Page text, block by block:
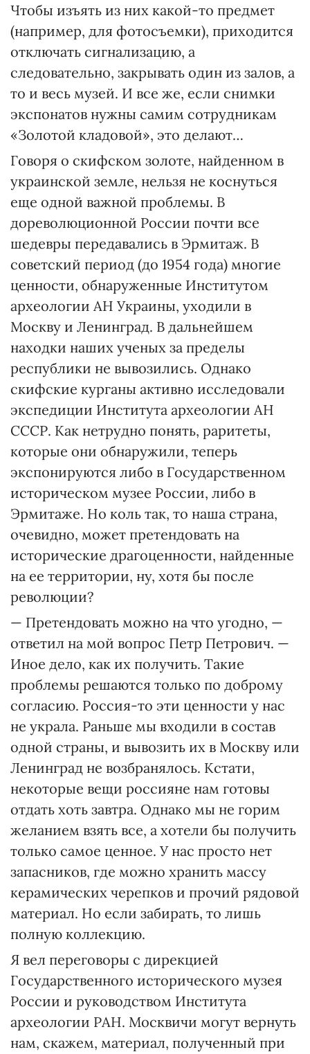
Чтобы изъять из них какой-то предмет
(например, для фотосъемки), приходится
отключать сигнализацию, а
следовательно, закрывать один из залов, а
то и весь музей. И все же, если снимки
экспонатов нужны самим сотрудникам
«Золотой кладовой», это делают…
Говоря о скифском золоте, найденном в
украинской земле, нельзя не коснуться
еще одной важной проблемы. В
дореволюционной России почти все
шедевры передавались в Эрмитаж. В
советский период (до 1954 года) многие
ценности, обнаруженные Институтом
археологии АН Украины, уходили в
Москву и Ленинград. В дальнейшем
находки наших ученых за пределы
республики не вывозились. Однако
скифские курганы активно исследовали
экспедиции Института археологии АН
СССР. Как нетрудно понять, раритеты,
которые они обнаружили, теперь
экспонируются либо в Государственном
историческом музее России, либо в
Эрмитаже. Но коль так, то наша страна,
очевидно, может претендовать на
исторические драгоценности, найденные
на ее территории, ну, хотя бы после
революции?
— Претендовать можно на что угодно, —
ответил на мой вопрос Петр Петрович. —
Иное дело, как их получить. Такие
проблемы решаются только по доброму
согласию. Россия-то эти ценности у нас
не украла. Раньше мы входили в состав
одной страны, и вывозить их в Москву или
Ленинград не возбранялось. Кстати,
некоторые вещи россияне нам готовы
отдать хоть завтра. Однако мы не горим
желанием взять все, а хотели бы получить
только самое ценное. У нас просто нет
запасников, где можно хранить массу
керамических черепков и прочий рядовой
материал. Но если забирать, то лишь
полную коллекцию.
Я вел переговоры с дирекцией
Государственного исторического музея
России и руководством Института
археологии РАН. Москвичи могут вернуть
нам, скажем, материал, полученный при